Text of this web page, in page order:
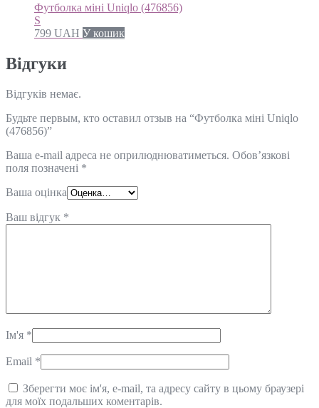
Футболка міні Uniqlo (476856)
S
799 UAH У кошик
Відгуки
Відгуків немає.
Будьте первым, кто оставил отзыв на “Футболка міні Uniqlo
(476856)”
Ваша e-mail адреса не оприлюднюватиметься. Обов’язкові
поля позначені *
Ваша оцінка
Ваш відгук *
Ім'я *
Email *
Зберегти моє ім'я, e-mail, та адресу сайту в цьому браузері
для моїх подальших коментарів.